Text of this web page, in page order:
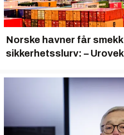
Norske havner får
sikkerhetsslurv: –